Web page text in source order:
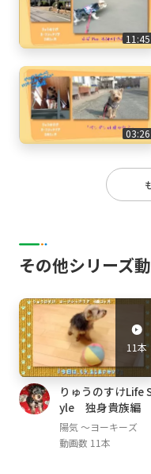
11:45
03:26
その他シリーズ
11本
りゅうのすけLife
yle 独身貴族編
陽気 ～ヨーキーズ
動画数 11本